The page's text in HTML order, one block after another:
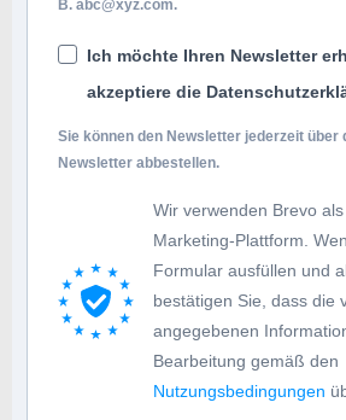
B. abc@xyz.com.
Ich möchte Ihren Newsletter
akzeptiere die
Sie können den Newsletter jederzeit über
Newsletter abbestellen.
Wir verwenden Brevo
Marketing-Plattform.
Formular ausfüllen und
bestätigen Sie, dass die
angegebenen
Bearbeitung gemäß den
Nutzungsbedingungen